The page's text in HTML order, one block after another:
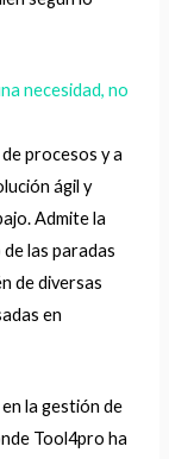
necesidad, no
procesos y a
ágil y
Admite la
las paradas
de diversas
en
la gestión de
Tool4pro ha